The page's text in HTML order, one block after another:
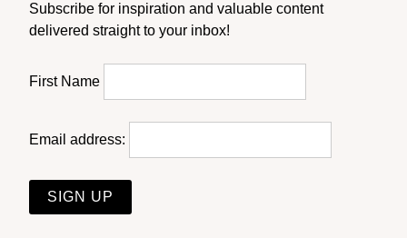
Subscribe for inspiration and valuable content
delivered straight to your inbox!
First Name
Email address: